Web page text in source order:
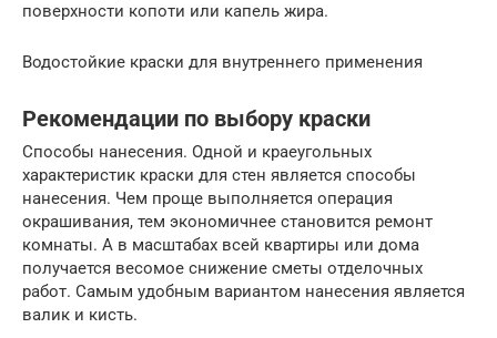
поверхности копоти или капель жира.
Водостойкие краски для внутреннего применения
Рекомендации по выбору краски
Способы нанесения. Одной и краеугольных
характеристик краски для стен является способы
нанесения. Чем проще выполняется операция
окрашивания, тем экономичнее становится ремонт
комнаты. А в масштабах всей квартиры или дома
получается весомое снижение сметы отделочных
работ. Самым удобным вариантом нанесения является
валик и кисть.